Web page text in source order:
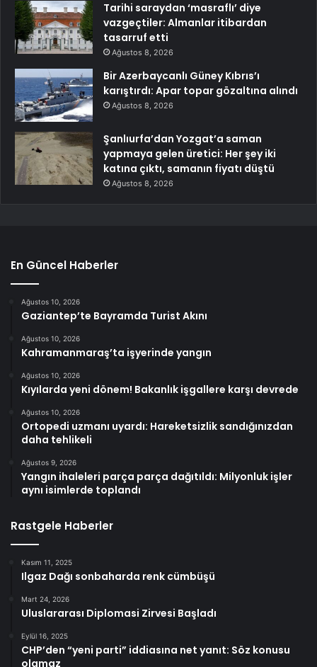
Tarihi saraydan ‘masraflı’ diye
vazgeçtiler: Almanlar itibardan
tasarruf etti
Ağustos 8, 2026
Bir Azerbaycanlı Güney Kıbrıs’ı
karıştırdı: Apar topar gözaltına alındı
Ağustos 8, 2026
Şanlıurfa’dan Yozgat’a saman
yapmaya gelen üretici: Her şey iki
katına çıktı, samanın fiyatı düştü
Ağustos 8, 2026
En Güncel Haberler
Ağustos 10, 2026
Gaziantep’te Bayramda Turist Akını
Ağustos 10, 2026
Kahramanmaraş’ta işyerinde yangın
Ağustos 10, 2026
Kıyılarda yeni dönem! Bakanlık işgallere karşı devrede
Ağustos 10, 2026
Ortopedi uzmanı uyardı: Hareketsizlik sandığınızdan
daha tehlikeli
Ağustos 9, 2026
Yangın ihaleleri parça parça dağıtıldı: Milyonluk işler
aynı isimlerde toplandı
Rastgele Haberler
Kasım 11, 2025
Ilgaz Dağı sonbaharda renk cümbüşü
Mart 24, 2026
Uluslararası Diplomasi Zirvesi Başladı
Eylül 16, 2025
CHP’den “yeni parti” iddiasına net yanıt: Söz konusu
olamaz